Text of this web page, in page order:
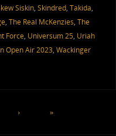
Siskin, Skindred, Takida,
, The Real McKenzies, The
Force, Universum 25, Uriah
Open Air 2023, Wackinger
› »